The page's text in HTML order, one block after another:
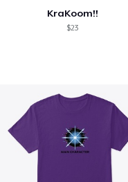
KraKoom!!
$23